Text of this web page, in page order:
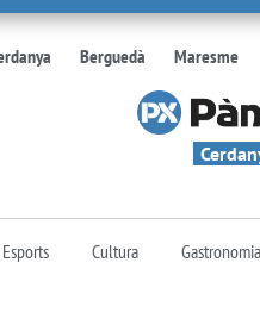
Berguedà Maresme
Esports Cultura Gastronomia